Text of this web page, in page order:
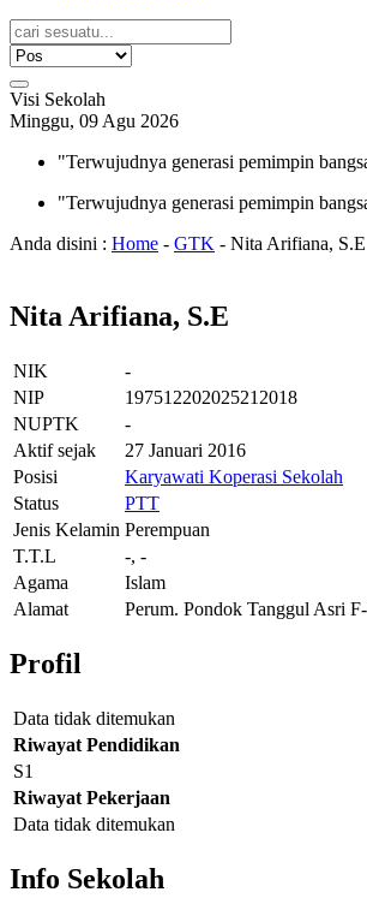
Visi Sekolah
Minggu, 09 Agu 2026
"Terwujudnya generasi pemimpin
"Terwujudnya generasi pemimpin
Anda disini : Home - GTK - Nita Arifiana, S.E
Nita Arifiana, S.E
NIK
-
NIP
197512202025212018
NUPTK
-
Aktif sejak
27 Januari 2016
Posisi
Karyawati Koperasi Sekolah
Status
PTT
Jenis Kelamin Perempuan
T.T.L
-, -
Agama
Islam
Alamat
Perum. Pondok Tanggul Asri
Profil
Data tidak ditemukan
Riwayat Pendidikan
S1
Riwayat Pekerjaan
Data tidak ditemukan
Info Sekolah